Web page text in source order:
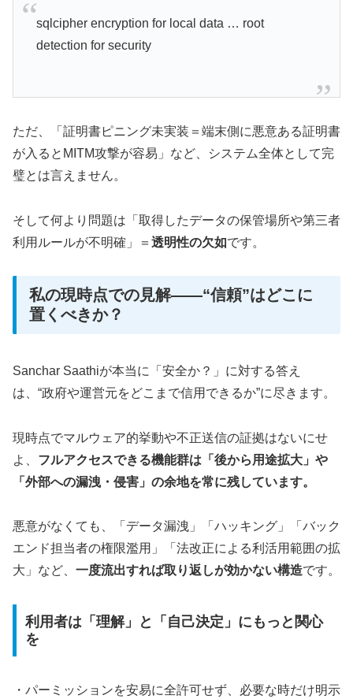
sqlcipher encryption for local data … root
detection for security
ただ、「証明書ピニング未実装＝端末側に悪意ある証明書
が入るとMITM攻撃が容易」など、システム全体として完
璧とは言えません。
そして何より問題は「取得したデータの保管場所や第三者
利用ルールが不明確」＝ 透明性の欠如です。
私の現時点での見解――“信頼”はどこに
置くべきか？
Sanchar Saathiが本当に「安全か？」に対する答え
は、“政府や運営元をどこまで信用できるか”に尽きます。
現時点でマルウェア的挙動や不正送信の証拠はないにせ
よ、 フルアクセスできる機能群は「後から用途拡大」や
「外部への漏洩・侵害」の余地を常に残しています。
悪意がなくても、「データ漏洩」「ハッキング」「バック
エンド担当者の権限濫用」「法改正による利活用範囲の拡
大」など、 一度流出すれば取り返しが効かない構造です。
利用者は「理解」と「自己決定」にもっと関心
を
・パーミッションを安易に全許可せず、必要な時だけ明示